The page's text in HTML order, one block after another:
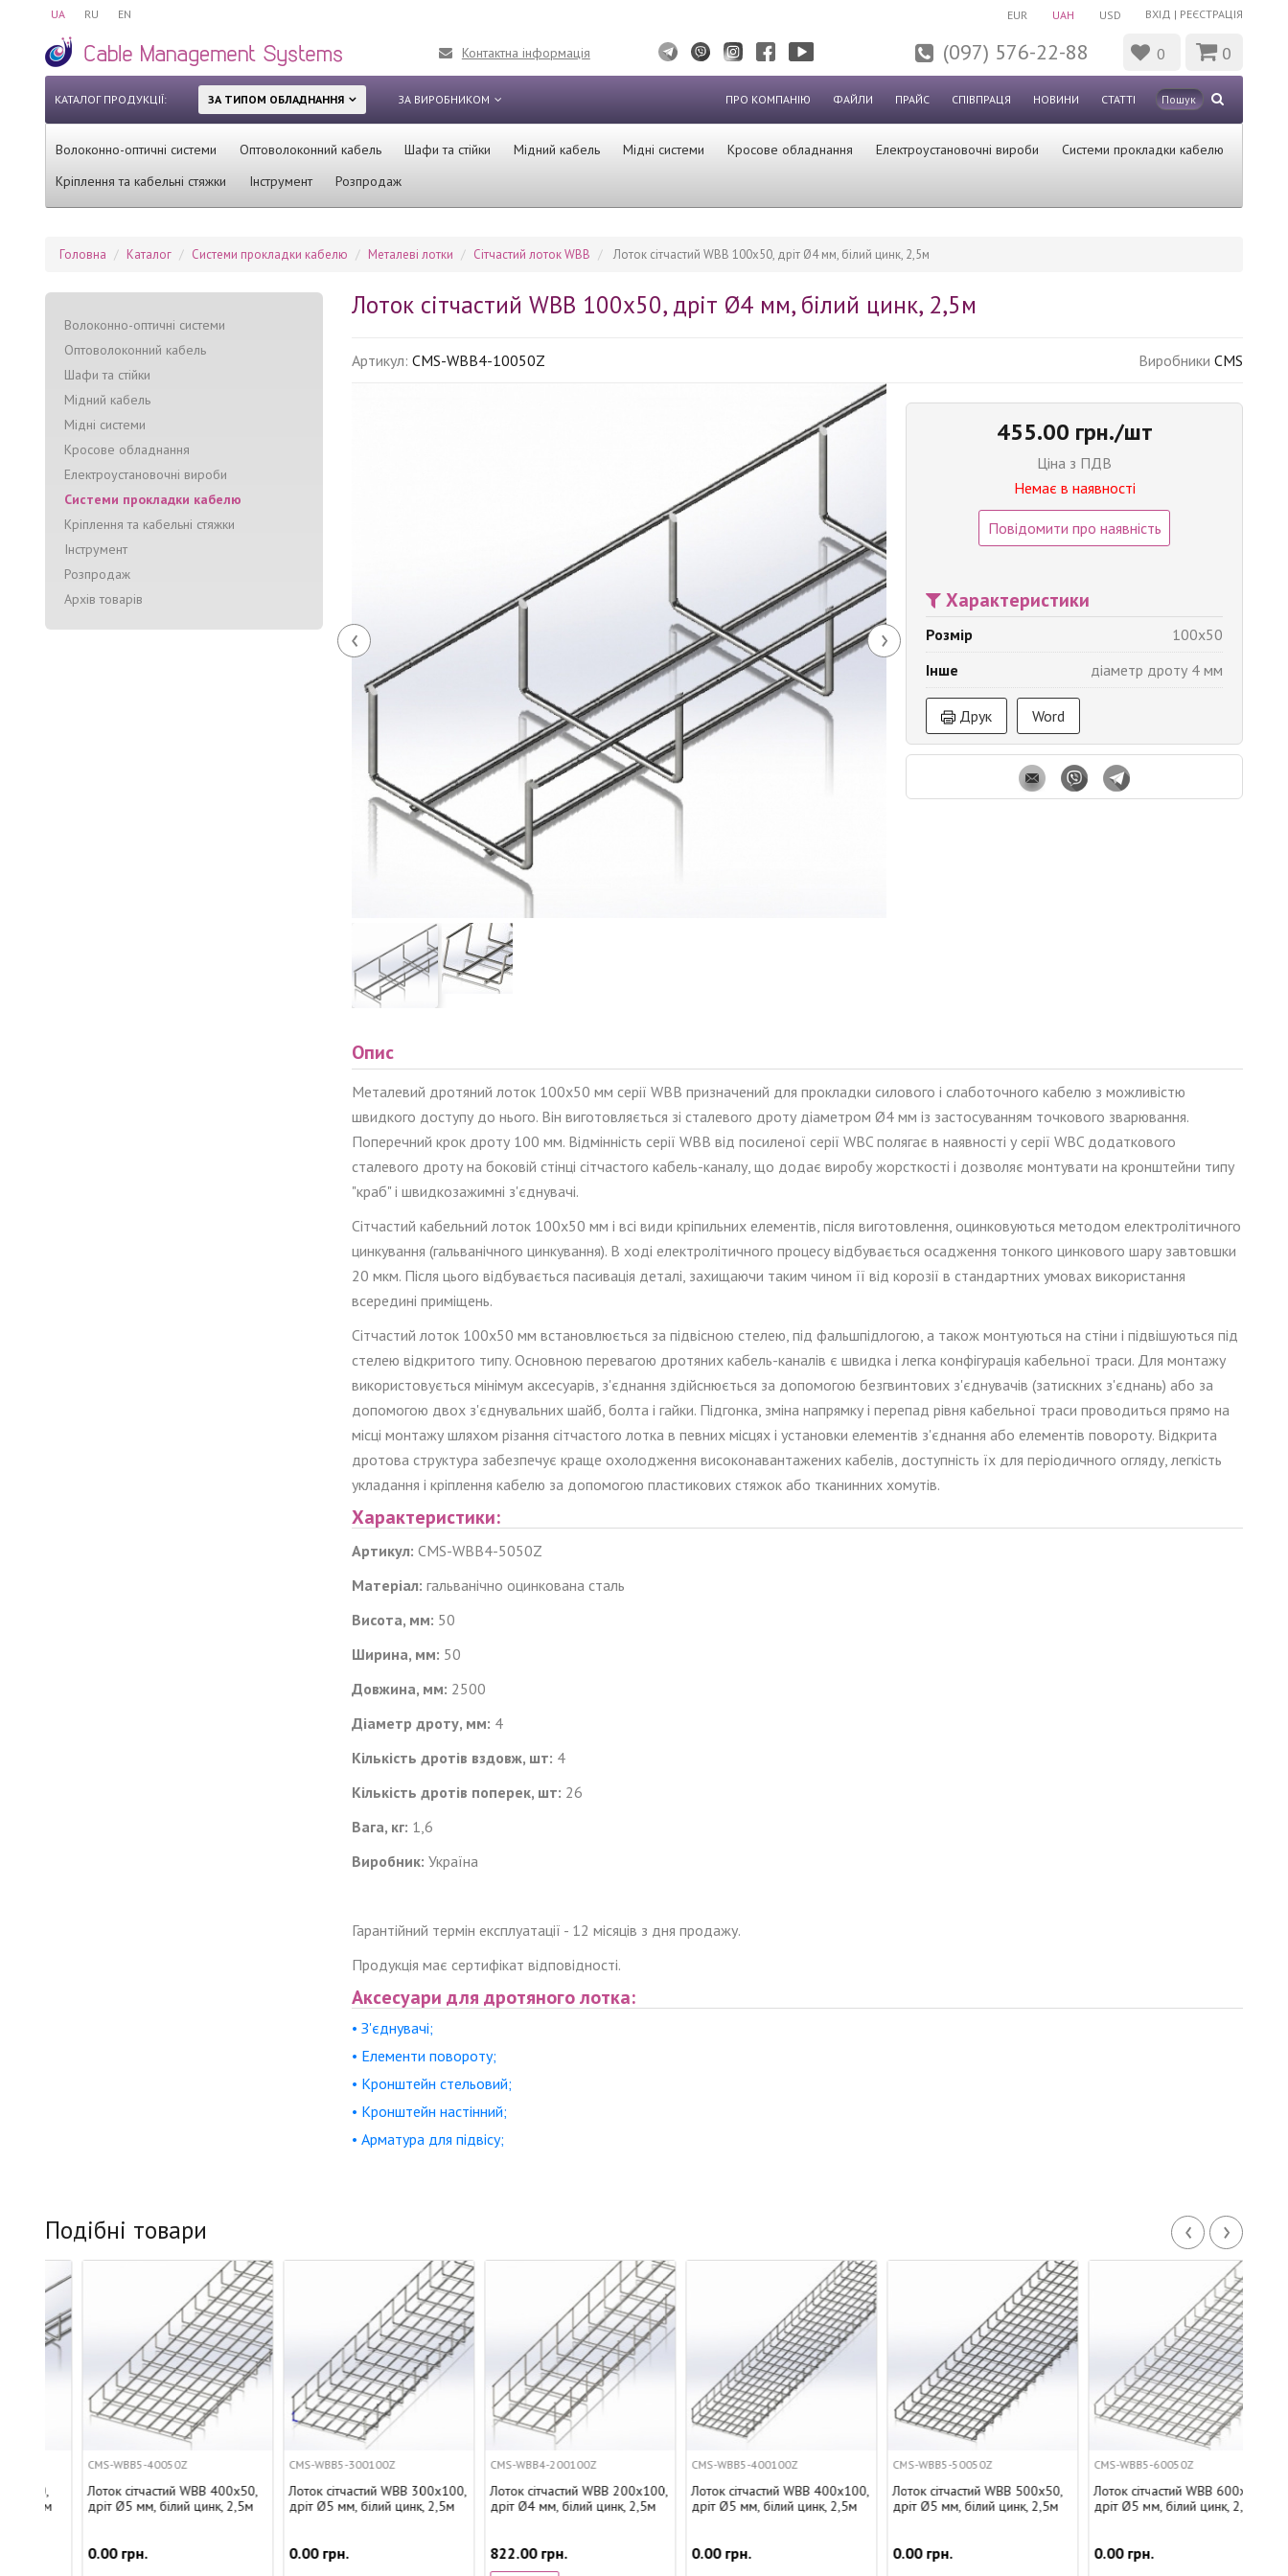
UA RU EN ВХІД | РЕЄСТРАЦІЯ
EUR UAH USD
Контактна інформація (097) 576-22-88 0 0
КАТАЛОГ ПРОДУКЦІЇ: ЗА ТИПОМ ОБЛАДНАННЯ ЗА ВИРОБНИКОМ ПРО КОМПАНІЮ ФАЙЛИ ПРАЙС СПІВПРАЦЯ НОВИНИ СТАТТІ
Волоконно-оптичні системи Оптоволоконний кабель Шафи та стійки Мідний кабель Мідні системи Кросове обладнання Електроустановочні вироби
Системи прокладки кабелю
Кріплення та кабельні стяжки
Інструмент Розпродаж
Головна Каталог Системи прокладки кабелю Mеталеві лотки Сітчастий лоток WBB Лоток сітчастий WBB 100х50, дріт Ø4 мм, білий цинк, 2,5м
Волоконно-оптичні системи
Оптоволоконний кабель
Шафи та стійки
Мідний кабель
Мідні системи
Кросове обладнання
Електроустановочні вироби
Системи прокладки кабелю
Кріплення та кабельні стяжки
Інструмент
Розпродаж
Архів товарів
Лоток сітчастий WBB 100х50, дріт Ø4 мм, білий цинк, 2,5м
Артикул: CMS-WBB4-10050Z Виробники CMS
‹ ›
455.00 грн./шт
Ціна з ПДВ
Немає в наявності
Повідомити про наявність
Характеристики
Розмір
100x50
Інше
діаметр дроту 4 мм
Друк Word
Опис
Металевий дротяний лоток 100x50 мм серії WBB призначений для прокладки силового і слаботочного кабелю з можливістю
швидкого доступу до нього. Він виготовляється зі сталевого дроту діаметром Ø4 мм із застосуванням точкового зварювання.
Поперечний крок дроту 100 мм. Відмінність серії WBB від посиленої серії WBC полягає в наявності у серії WBC додаткового
сталевого дроту на боковій стінці сітчастого кабель-каналу, що додає виробу жорсткості і дозволяє монтувати на кронштейни типу
"краб" і швидкозажимні з'єднувачі.
Сітчастий кабельний лоток 100x50 мм і всі види кріпильних елементів, після виготовлення, оцинковуються методом електролітичного
цинкування (гальванічного цинкування). В ході електролітичного процесу відбувається осадження тонкого цинкового шару завтовшки
20 мкм. Після цього відбувається пасивація деталі, захищаючи таким чином її від корозії в стандартних умовах використання
всередині приміщень.
Сітчастий лоток 100x50 мм встановлюється за підвісною стелею, під фальшпідлогою, а також монтуються на стіни і підвішуються під
стелею відкритого типу. Основною перевагою дротяних кабель-каналів є швидка і легка конфігурація кабельної траси. Для монтажу
використовується мінімум аксесуарів, з'єднання здійснюється за допомогою безгвинтових з'єднувачів (затискних з'єднань) або за
допомогою двох з'єднувальних шайб, болта і гайки. Підгонка, зміна напрямку і перепад рівня кабельної траси проводиться прямо на
місці монтажу шляхом різання сітчастого лотка в певних місцях і установки елементів з'єднання або елементів повороту. Відкрита
дротова структура забезпечує краще охолодження високонавантажених кабелів, доступність їх для періодичного огляду, легкість
укладання і кріплення кабелю за допомогою пластикових стяжок або тканинних хомутів.
Характеристики:
Артикул: CMS-WBB4-5050Z
Матеріал: гальванічно оцинкована сталь
Висота, мм: 50
Ширина, мм: 50
Довжина, мм: 2500
Діаметр дроту, мм: 4
Кількість дротів вздовж, шт: 4
Кількість дротів поперек, шт: 26
Вага, кг: 1,6
Виробник: Україна
Гарантійний термін експлуатації - 12 місяців з дня продажу.
Продукція має сертифікат відповідності.
Аксесуари для дротяного лотка:
• З'єднувачі;
• Елементи повороту;
• Кронштейн стельовий;
• Кронштейн настінний;
• Арматура для підвісу;
Подібні товари ‹ ›
CMS-WBB5-40050Z
Лоток сітчастий WBB 400х50,
дріт Ø5 мм, білий цинк, 2,5м
0.00 грн.
CMS-WBB5-300100Z
Лоток сітчастий WBB 300х100,
дріт Ø5 мм, білий цинк, 2,5м
0.00 грн.
CMS-WBB4-200100Z
Лоток сітчастий WBB 200х100,
дріт Ø4 мм, білий цинк, 2,5м
822.00 грн.
CMS-WBB5-400100Z
Лоток сітчастий WBB 400х100,
дріт Ø5 мм, білий цинк, 2,5м
0.00 грн.
CMS-WBB5-50050Z
Лоток сітчастий WBB 500х50,
дріт Ø5 мм, білий цинк, 2,5м
0.00 грн.
CMS-WBB5-60050Z
Лоток сітчастий WBB 600х50,
дріт Ø5 мм, білий цинк, 2,5м
0.00 грн.